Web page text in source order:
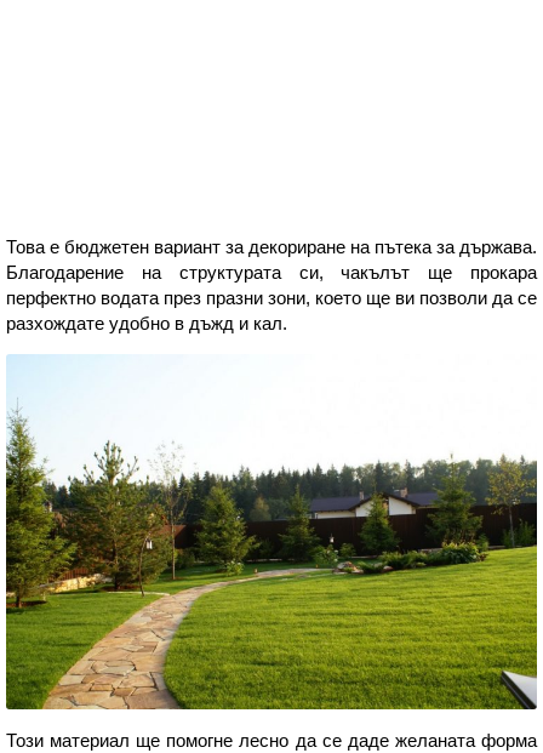
Това е бюджетен вариант за декориране на пътека за държава.
Благодарение на структурата си, чакълът ще прокара
перфектно водата през празни зони, което ще ви позволи да се
разхождате удобно в дъжд и кал.
Този материал ще помогне лесно да се даде желаната форма